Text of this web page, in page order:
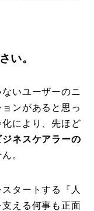
い。
いユーザーのニ
ンがあると思っ
により、先ほど
ネスケアラーの
。
タートする『人
える何事も正面